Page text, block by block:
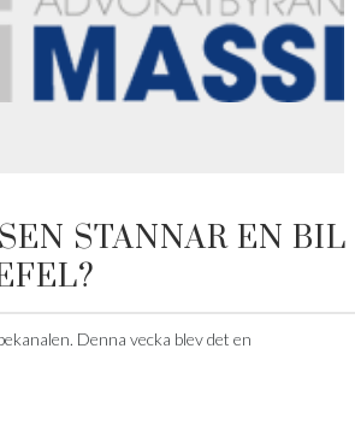
STANNAR EN BIL
Denna vecka blev det en